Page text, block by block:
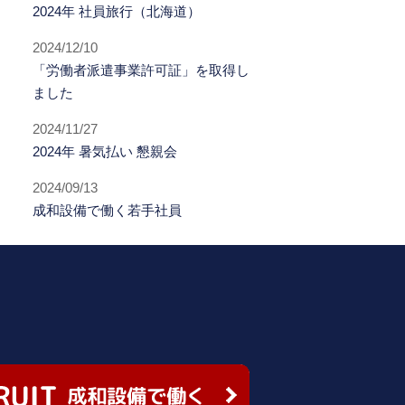
2024年 社員旅行（北海道）
2024/12/10
「労働者派遣事業許可証」を取得し
ました
2024/11/27
2024年 暑気払い 懇親会
2024/09/13
成和設備で働く若手社員